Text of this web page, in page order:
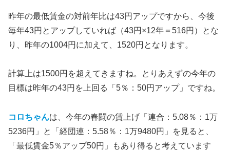
昨年の最低賃金の対前年比は43円アップですから、今後
毎年43円とアップしていれば（43円×12年＝516円）とな
り、昨年の1004円に加えて、1520円となります。
計算上は1500円を超えてきますね。とりあえずの今年の
目標は昨年の43円を上回る「5％：50円アップ」ですね。
コロちゃんは、今年の春闘の賃上げ「連合：5.08％：1万
5236円」と「経団連：5.58％：1万9480円」を見ると、
「最低賃金5％アップ50円」もあり得ると考えています